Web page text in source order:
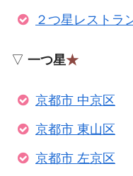
２つ星レストラ
▽ 一つ星★
京都市 中京区
京都市 東山区
京都市 左京区